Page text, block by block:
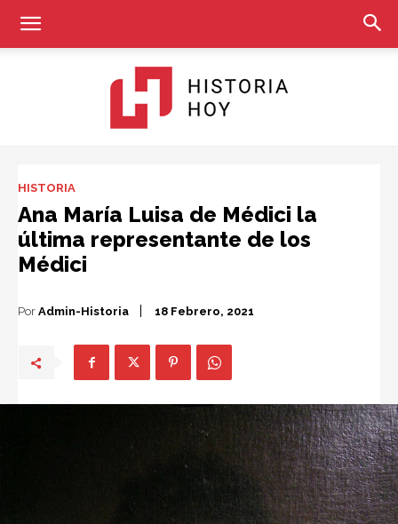
Hoy
HISTORIA
Ana María Luisa de Médici la
última representante de los
Médici
Por Admin-Historia 18 Febrero, 2021